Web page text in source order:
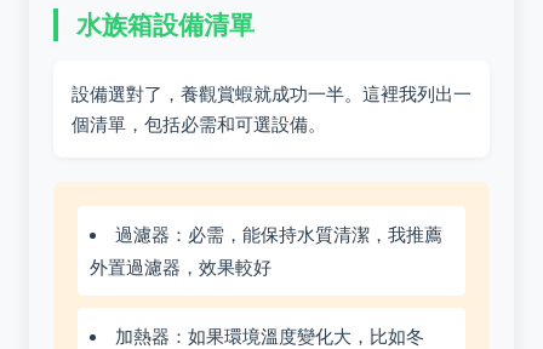
水族箱設備清單
設備選對了，養觀賞蝦就成功一半。這裡我列出一
個清單，包括必需和可選設備。
過濾器：必需，能保持水質清潔，我推薦
外置過濾器，效果較好
加熱器：如果環境溫度變化大，比如冬